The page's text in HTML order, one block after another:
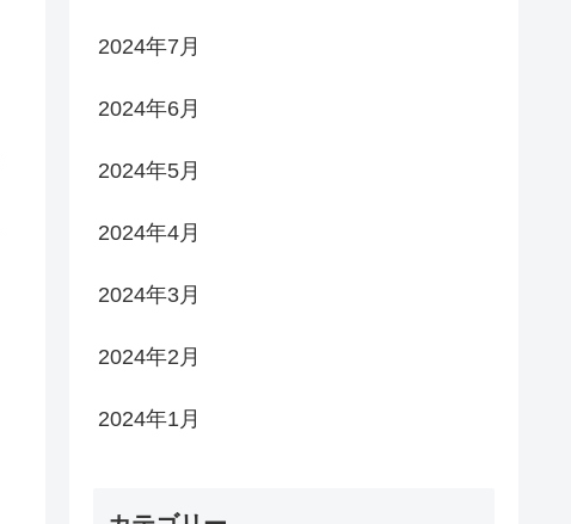
2024年7月
2024年6月
2024年5月
2024年4月
2024年3月
2024年2月
2024年1月